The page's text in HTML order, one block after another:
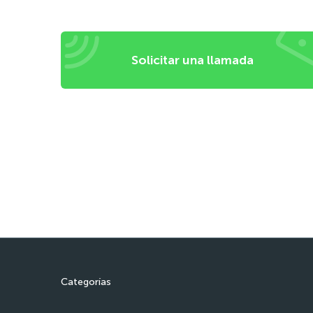
Solicitar una llamada
Categorías